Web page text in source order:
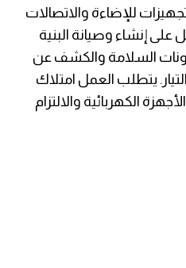
للإضاءة والاتصالات
على إنشاء وصيانة البنية
السلامة والكشف عن
يتطلب العمل امتلاك
الكهربائية والالتزام